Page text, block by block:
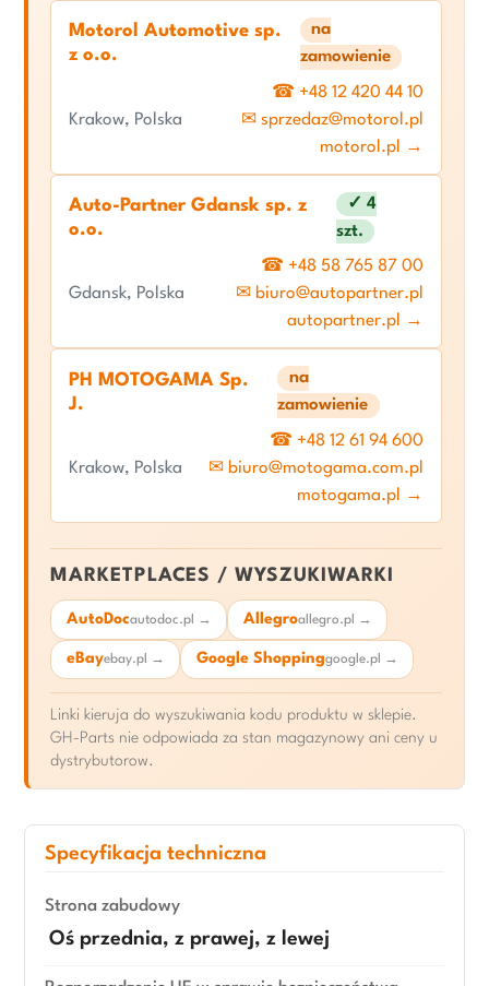
Motorol Automotive sp.
z o.o.
na
zamowienie
Krakow, Polska
☎ +48 12 420 44 10
✉ sprzedaz@motorol.pl
motorol.pl →
Auto-Partner Gdansk sp. z
o.o.
✓ 4
szt.
Gdansk, Polska
☎ +48 58 765 87 00
✉ biuro@autopartner.pl
autopartner.pl →
PH MOTOGAMA Sp.
J.
na
zamowienie
Krakow, Polska
☎ +48 12 61 94 600
✉ biuro@motogama.com.pl
motogama.pl →
MARKETPLACES / WYSZUKIWARKI
AutoDocautodoc.pl → Allegroallegro.pl →
eBayebay.pl → Google Shoppinggoogle.pl →
Linki kieruja do wyszukiwania kodu produktu w sklepie.
GH-Parts nie odpowiada za stan magazynowy ani ceny u
dystrybutorow.
Specyfikacja techniczna
Strona zabudowy
Oś przednia, z prawej, z lewej